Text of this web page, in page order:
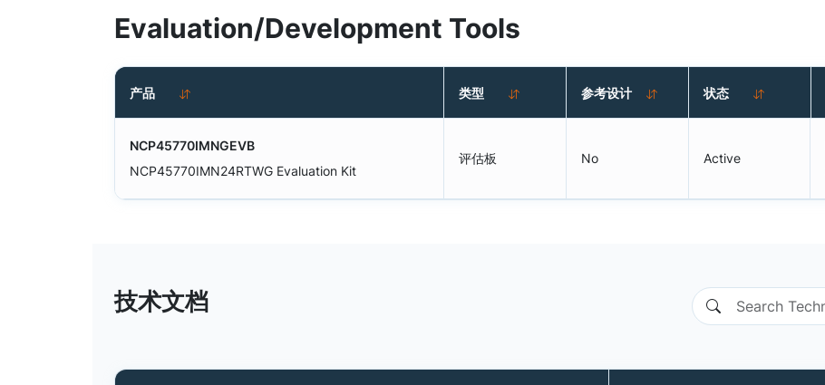
Evaluation/Development Tools
产品 类型 参考设计 状态
NCP45770IMNGEVB
NCP45770IMN24RTWG Evaluation Kit
评估板 No Active
技术文档